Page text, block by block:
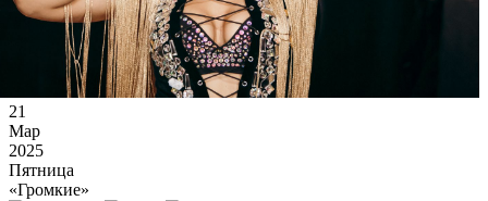
21
Мар
2025
Пятница
«Громкие»